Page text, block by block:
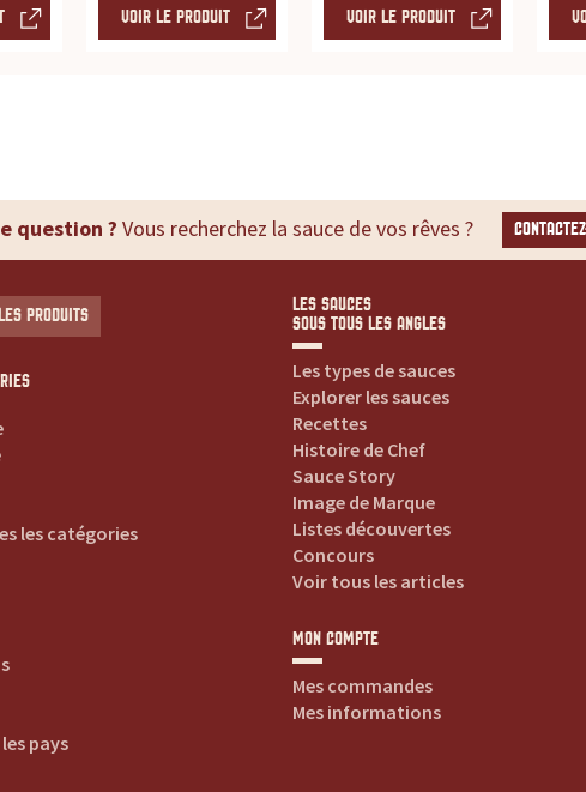
VOIR LE PRODUIT VOIR LE PRODUIT
question ? Vous recherchez la sauce de vos rêves ?
PRODUITS
les catégories
pays
LES SAUCES
SOUS TOUS LES ANGLES
Les types de sauces
Explorer les sauces
Recettes
Histoire de Chef
Sauce Story
Image de Marque
Listes découvertes
Concours
Voir tous les articles
MON COMPTE
Mes commandes
Mes informations